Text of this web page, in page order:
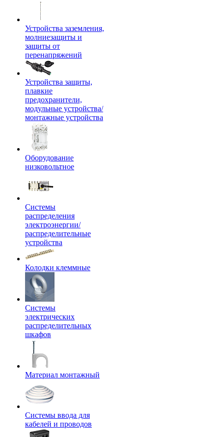
Устройства заземления,
молниезащиты и
защиты от
перенапряжений
Устройства защиты,
плавкие
предохранители,
модульные устройства/
монтажные устройства
Оборудование
низковольтное
Системы
распределения
электроэнергии/
распределительные
устройства
Колодки клеммные
Системы
электрических
распределительных
шкафов
Материал монтажный
Системы ввода для
кабелей и проводов